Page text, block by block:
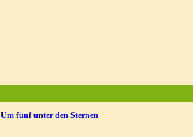
Um fünf unter den Sternen